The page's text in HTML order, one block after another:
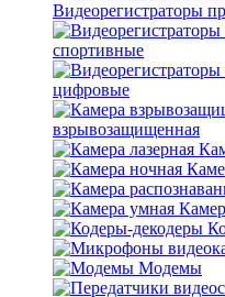
Видеорегистраторы
спортивные
цифровые
взрывозащищенная
Модемы